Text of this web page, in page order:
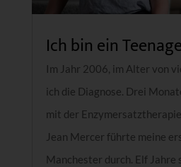
Ich bin ein
Im Jahr 2006, im Alter von
ich die Diagnose. Drei
mit der
Jean Mercer führte meine
Manchester durch. Elf Jahre